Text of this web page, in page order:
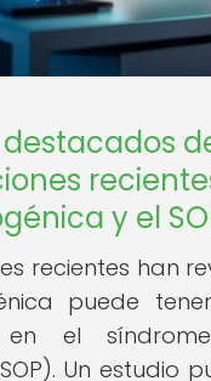
y el
recientes han
puede
en el
Un estudio